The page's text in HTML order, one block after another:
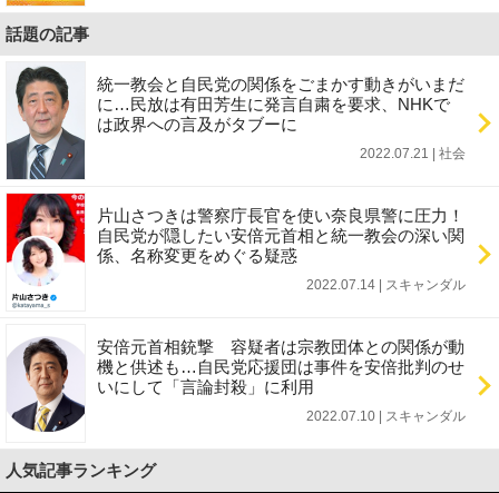
話題の記事
統一教会と自民党の関係をごまかす動きがいまだ
に…民放は有田芳生に発言自粛を要求、NHKで
は政界への言及がタブーに
2022.07.21 | 社会
片山さつきは警察庁長官を使い奈良県警に圧力！
自民党が隠したい安倍元首相と統一教会の深い関
係、名称変更をめぐる疑惑
2022.07.14 | スキャンダル
安倍元首相銃撃 容疑者は宗教団体との関係が動
機と供述も…自民党応援団は事件を安倍批判のせ
いにして「言論封殺」に利用
2022.07.10 | スキャンダル
人気記事ランキング